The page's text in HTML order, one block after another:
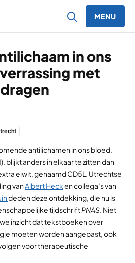
MENU
in ons
met
antilichamen in ons bloed,
blijkt anders in elkaar te zitten dan
eiwit, genaamd CD5L. Utrechtse
van Albert Hecken collega’s van
deden deze ontdekking, die nu is
tijdschriftPNAS . Niet
inzicht dat tekstboeken over
moeten worden aangepast, ook
voor therapeutische